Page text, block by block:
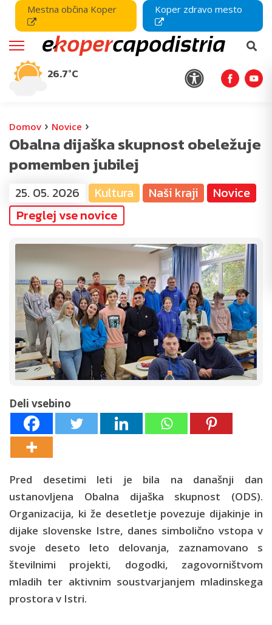
Mestna občina Koper Koper zdravo mesto
26.7°C
Domov › Novice ›
Obalna dijaška skupnost obeležuje
pomemben jubilej
25. 05. 2026 Kultura Naši kraji
Novice
Preglej vse novice
Deli vsebino
Pred desetimi leti je bila na današnji dan
ustanovljena Obalna dijaška skupnost (ODS).
Organizacija, ki že desetletje povezuje dijakinje in
dijake slovenske Istre, danes simbolično vstopa v
svoje deseto leto delovanja, zaznamovano s
številnimi projekti, dogodki, zagovorništvom
mladih ter aktivnim soustvarjanjem mladinskega
prostora v Istri.